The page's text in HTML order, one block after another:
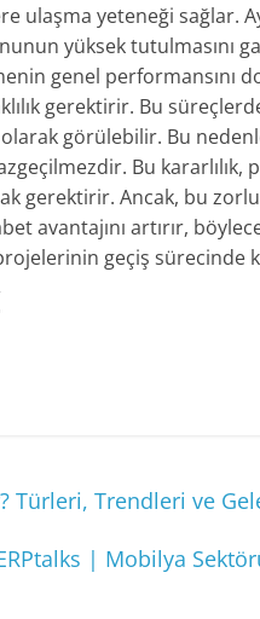
ulaşma yeteneği sağlar.
yüksek tutulmasını
genel performansını
gerektirir. Bu
görülebilir. Bu
Bu
gerektirir. Ancak, bu
avantajını artırır,
projelerinin geçiş
Türleri, Trendleri ve
| Mobilya